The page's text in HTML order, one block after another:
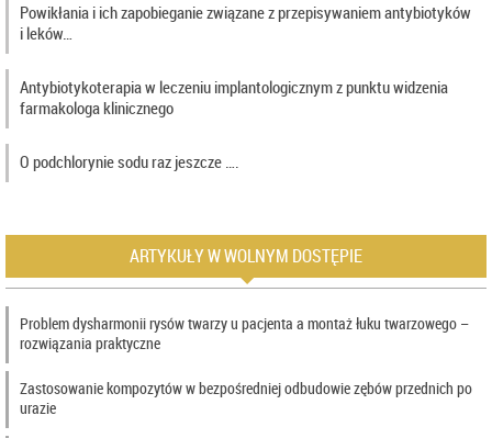
Powikłania i ich zapobieganie związane z przepisywaniem antybiotyków
i leków…
Antybiotykoterapia w leczeniu implantologicznym z punktu widzenia
farmakologa klinicznego
O podchlorynie sodu raz jeszcze ….
ARTYKUŁY W WOLNYM DOSTĘPIE
Problem dysharmonii rysów twarzy u pacjenta a montaż łuku twarzowego –
rozwiązania praktyczne
Zastosowanie kompozytów w bezpośredniej odbudowie zębów przednich po
urazie